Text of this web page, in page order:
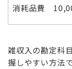
消耗品費
雑収入の勘定科
握しやすい方法で